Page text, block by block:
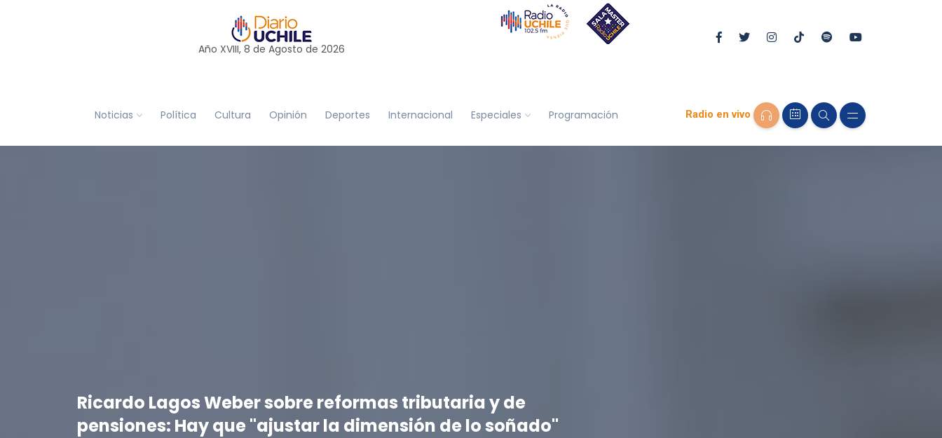
Año XVIII, 8 de Agosto de 2026
Noticias Política Cultura Opinión Deportes Internacional Especiales Programación Radio en vivo
Ricardo Lagos Weber sobre reformas tributaria y de
pensiones: Hay que "ajustar la dimensión de lo soñado"